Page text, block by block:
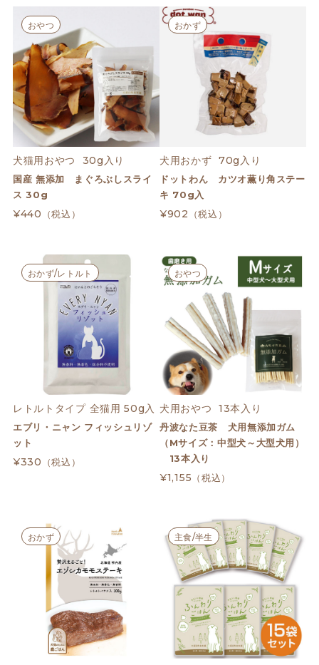
おやつ
犬猫用おやつ  30g入り
国産 無添加 まぐろぶしスライ
ス 30g
¥440 （税込）
おかず
犬用おかず  70g入り
ドットわん カツオ薫り角ステー
キ 70g入
¥902 （税込）
おかず/レトルト
レトルトタイプ 全猫用 50g入
エブリ・ニャン フィッシュリゾ
ット
¥330 （税込）
おやつ
犬用おやつ  13本入り
丹波なた豆茶 犬用無添加ガム
（Mサイズ：中型犬～大型犬用）
13本入り
¥1,155 （税込）
おかず 主食/半生